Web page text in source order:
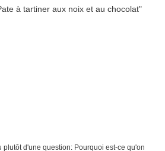
plutôt d'une question: Pourquoi est-ce qu'on